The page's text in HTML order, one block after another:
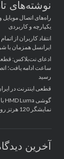
نوشته‌های
راه‌های اتصال موبایل
یکپارچه و کاربردی
انتقاد کاربران از
ایرانسل همزمان با
ساعت ادامه یافت؛
رسید
قطعی اینترنت در ایران از مرز
نمایشگر 120 هرتز رونمایی شد
آخرین